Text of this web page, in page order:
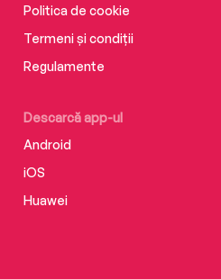
Descarcă app-ul
Android
iOS
Huawei
Politica de cookie
Termeni și condiții
Regulamente